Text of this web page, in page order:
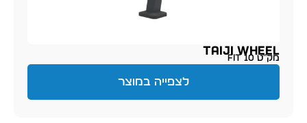
TAIJI WHEEL
מק״ט FIT 10
לצפייה במוצר